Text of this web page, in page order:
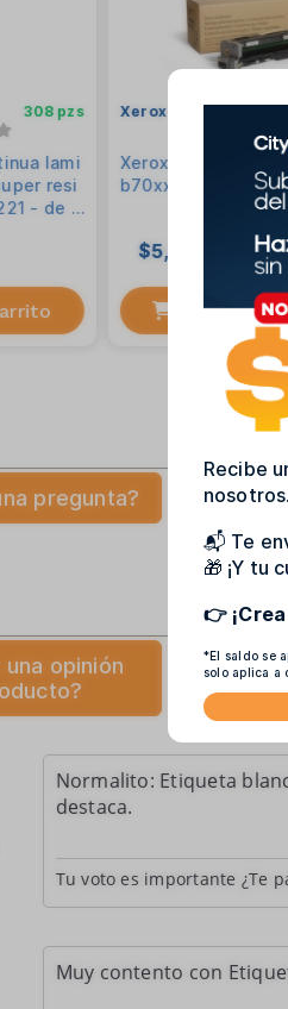
308 pzs
lami
resi
- de 9
Xerox
Xerox 113r00779
b70xx
Agregar al
$5,689.00
pregunta?
opinión
Normalito: Etiqueta
destaca.
Tu voto es importante ¿Te
Muy contento con
Recibe
nosotros.
📬 Te
🎁 ¡Y tu
👉
*El saldo se
solo aplica a